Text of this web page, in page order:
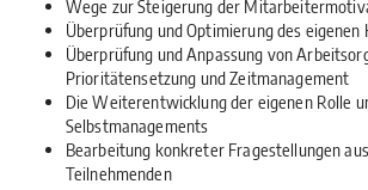
Wege zur Steigerung der
Überprüfung und Optimierung des
Überprüfung und Anpassung von
Prioritätensetzung und Zeitmanagement
Die Weiterentwicklung der eigenen Rolle
Selbstmanagements
Bearbeitung konkreter Fragestellungen
Teilnehmenden